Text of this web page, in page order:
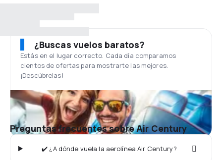
¿Buscas vuelos baratos?
Estás en el lugar correcto. Cada día comparamos
cientos de ofertas para mostrarte las mejores.
¡Descúbrelas!
Preguntas frecuentes sobre Air Century
✔️ ¿A dónde vuela la aerolínea Air Century?